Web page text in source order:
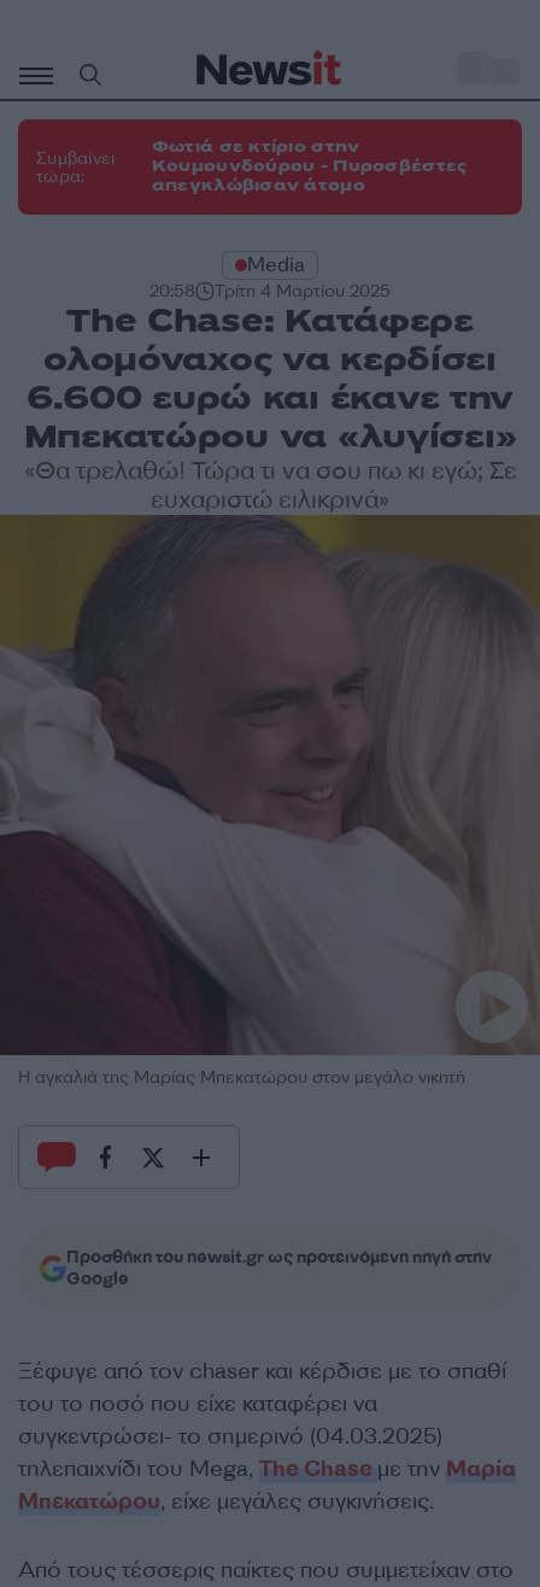
περιεχόμενο
Συμβαίνει
τώρα:
Φωτιά σε κτίριο στην
Κουμουνδούρου - Πυροσβέστες
απεγκλώβισαν άτομο
Media
20:58 Τρίτη 4 Μαρτίου 2025
The Chase: Κατάφερε
ολομόναχος να κερδίσει
6.600 ευρώ και έκανε την
Μπεκατώρου να «λυγίσει»
«Θα τρελαθώ! Τώρα τι να σου πω κι εγώ; Σε
ευχαριστώ ειλικρινά»
Η αγκαλιά της Μαρίας Μπεκατώρου στον μεγάλο νικητή
Προσθήκη του newsit.gr ως προτεινόμενη πηγή στην
Google
Ξέφυγε από τον chaser και κέρδισε με το σπαθί
του το ποσό που είχε καταφέρει να
συγκεντρώσει- το σημερινό (04.03.2025)
τηλεπαιχνίδι του Mega, The Chase με την Μαρία
Μπεκατώρου, είχε μεγάλες συγκινήσεις.
Από τους τέσσερις παίκτες που συμμετείχαν στο